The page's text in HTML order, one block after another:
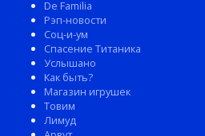
De Familia
Рэп-новости
Соц-и-ум
Спасение Титаника
Услышано
Как быть?
Магазин игрушек
Товим
Лимуд